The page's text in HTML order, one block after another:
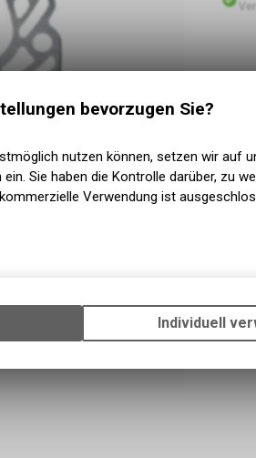
bevorzugen Sie?
nutzen können, setzen wir auf
Sie haben die Kontrolle darüber, zu
Verwendung ist
Funktionen unseres Online-
zu ermöglichen. Bitte beachten
Individuell